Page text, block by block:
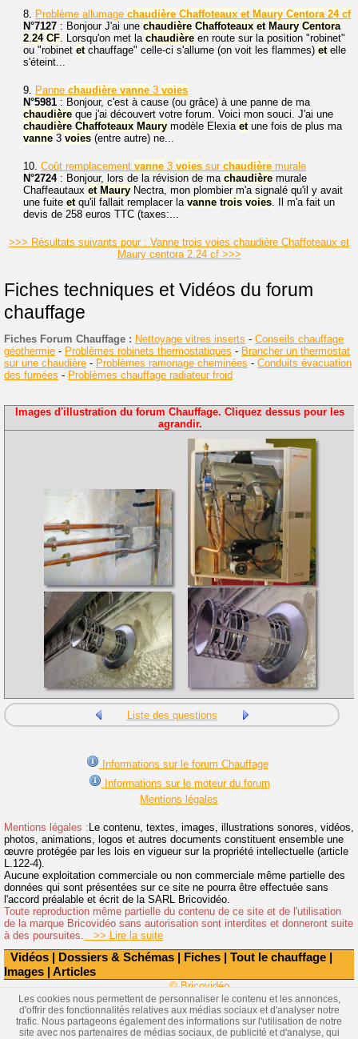
Vidéos | Dossiers & Schémas | Fiches | Tout le chauffage |
Images | Articles
8. Problème allumage chaudière Chaffoteaux et Maury Centora 24 cf
N°7127 : Bonjour J'ai une chaudière Chaffoteaux et Maury Centora
2.24 CF. Lorsqu'on met la chaudière en route sur la position "robinet"
ou "robinet etchauffage" celle-ci s'allume (on voit les flammes) etelle
s'éteint...
9. Panne chaudière vanne 3 voies
N°5981 : Bonjour, c'est à cause (ou grâce) à une panne de ma
chaudière que j'ai découvert votre forum. Voici mon souci. J'ai une
chaudière Chaffoteaux Maury modèle Elexia etune fois de plus ma
vanne 3 voies (entre autre) ne...
10. Coût remplacement vanne 3 voies sur chaudière murale
N°2724: Bonjour, lors de la révision de ma chaudière murale
Chaffeautaux et Maury Nectra, mon plombier m'a signalé qu'il y avait
une fuite etqu'il fallait remplacer la vanne trois voies. Il m'a fait un
devis de 258 euros TTC (taxes:...
>>> Résultats suivants pour : Vanne trois voies chaudière Chaffoteaux et
Maury centora 2.24 cf >>>
Fiches techniques et Vidéos du forum
chauffage
Fiches Forum Chauffage : Nettoyage vitres inserts - Conseils chauffage
géothermie - Problèmes robinets thermostatiques - Brancher un thermostat
sur une chaudière - Problèmes ramonage cheminées - Conduits évacuation
des fumées - Problèmes chauffage radiateur froid
Images d'illustration du forum Chauffage. Cliquez dessus pour les
agrandir.
Liste des questions
Informations sur le forum Chauffage
Informations sur le moteur du forum
Mentions légales
Mentions légales : Le contenu, textes, images, illustrations sonores, vidéos,
photos, animations, logos et autres documents constituent ensemble une
œuvre protégée par les lois en vigueur sur la propriété intellectuelle (article
L.122-4).
Aucune exploitation commerciale ou non commerciale même partielle des
données qui sont présentées sur ce site ne pourra être effectuée sans
l'accord préalable et écrit de la SARL Bricovidéo.
Toute reproduction même partielle du contenu de ce site et de l'utilisation
de la marque Bricovidéo sans autorisation sont interdites et donneront suite
à des poursuites.
>> Lire la suite
© Bricovidéo
Les cookies nous permettent de personnaliser le contenu et les annonces,
d'offrir des fonctionnalités relatives aux médias sociaux et d'analyser notre
trafic. Nous partageons également des informations sur l'utilisation de notre
site avec nos partenaires de médias sociaux, de publicité et d'analyse, qui